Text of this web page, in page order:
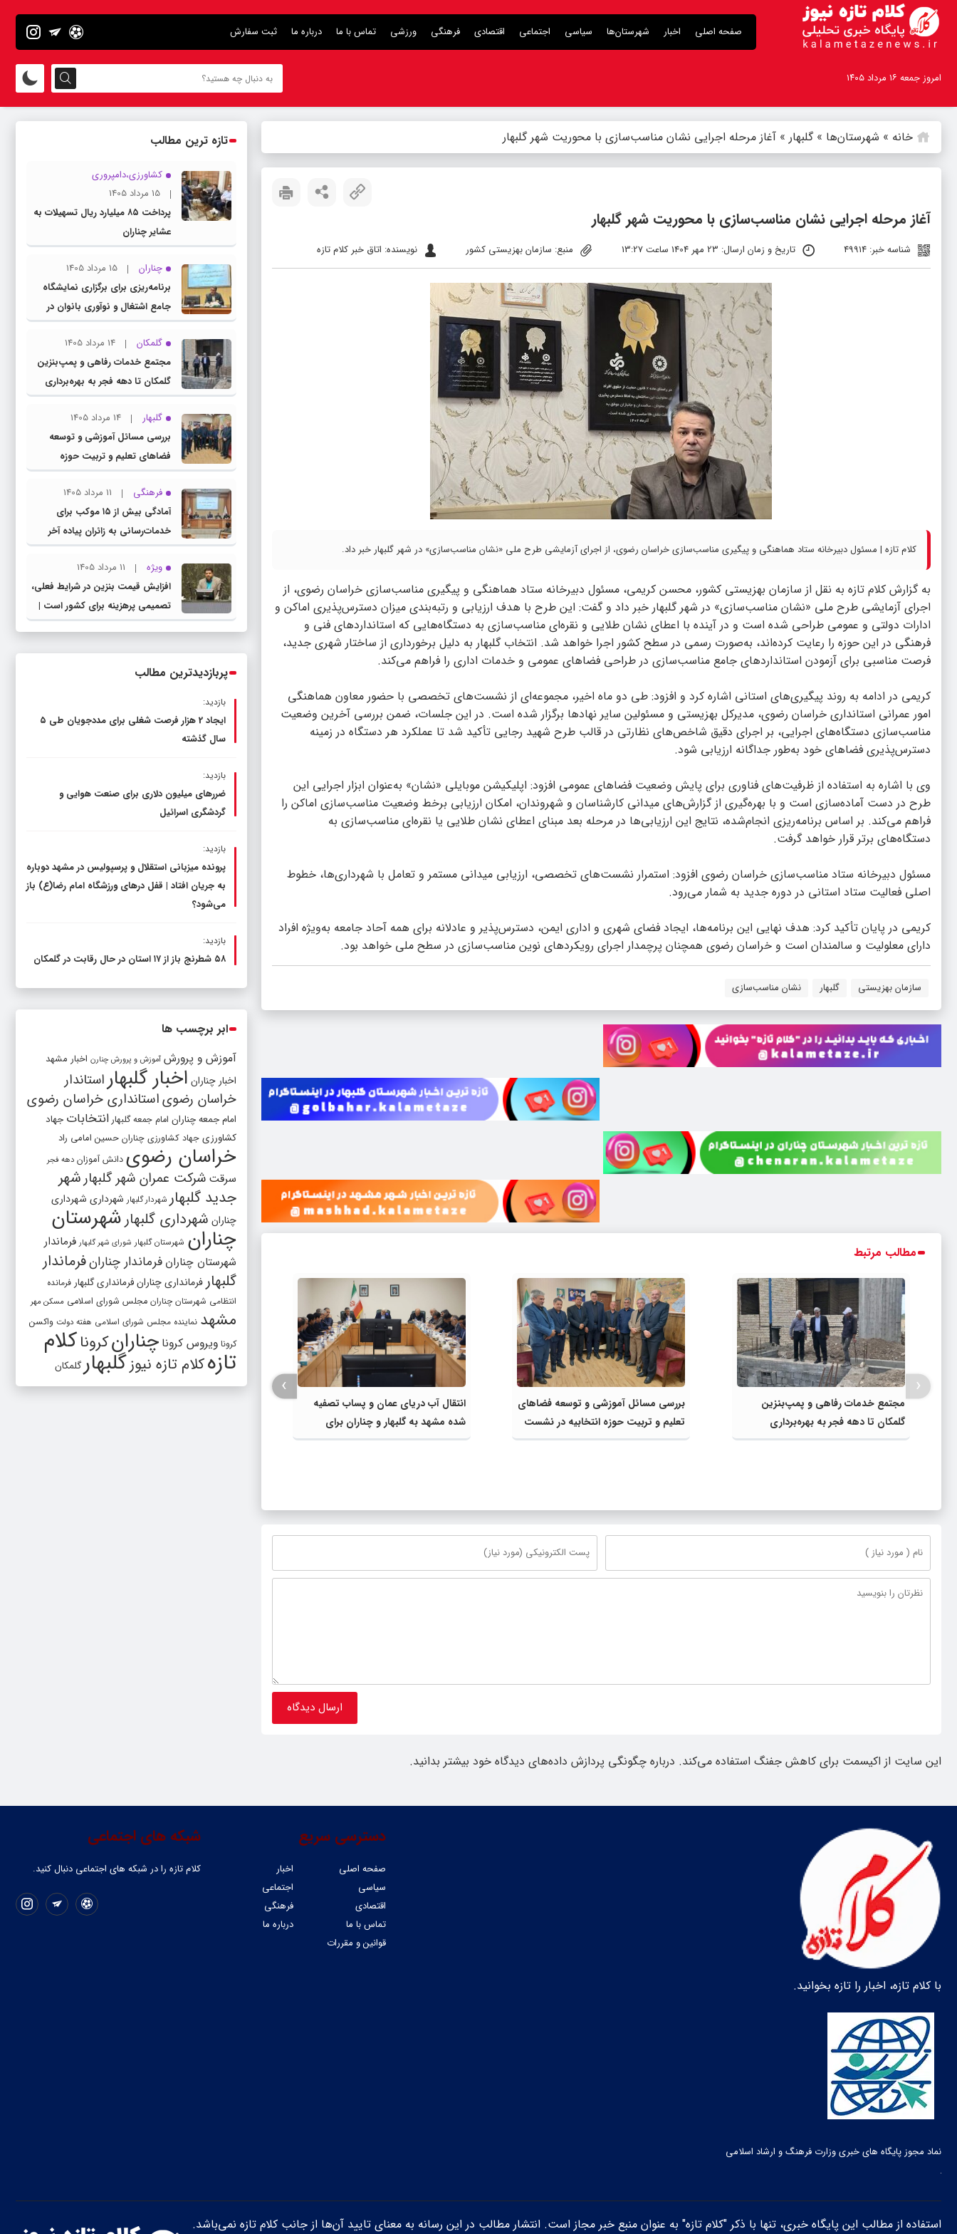
صفحه اصلی اخبار شهرستان‌ها سیاسی اجتماعی اقتصادی فرهنگی ورزشی تماس با ما درباره ما ثبت سفارش
امروز جمعه ۱۶ مرداد ۱۴۰۵
خانه » شهرستان‌ها »گلبهار » آغاز مرحله اجرایی نشان مناسب‌سازی با محوریت شهر گلبهار
آغاز مرحله اجرایی نشان مناسب‌سازی با محوریت شهر گلبهار
شناسه خبر: 49914 تاریخ و زمان ارسال: 23 مهر 1404 ساعت 13:27 منبع: سازمان بهزیستی کشور نویسنده: اتاق خبر کلام تازه
کلام تازه | مسئول دبیرخانه ستاد هماهنگی و پیگیری مناسب‌سازی خراسان رضوی، از اجرای آزمایشی طرح ملی «نشان مناسب‌سازی» در شهر گلبهار خبر داد.
به گزارش کلام تازه به نقل از سازمان بهزیستی کشور، محسن کریمی، مسئول دبیرخانه ستاد هماهنگی و پیگیری مناسب‌سازی خراسان رضوی، از
اجرای آزمایشی طرح ملی «نشان مناسب‌سازی» در شهر گلبهار خبر داد و گفت: این طرح با هدف ارزیابی و رتبه‌بندی میزان دسترس‌پذیری اماکن و
ادارات دولتی و عمومی طراحی شده است و در آینده با اعطای نشان طلایی و نقره‌ای مناسب‌سازی به دستگاه‌هایی که استانداردهای فنی و
فرهنگی در این حوزه را رعایت کرده‌اند، به‌صورت رسمی در سطح کشور اجرا خواهد شد. انتخاب گلبهار به دلیل برخورداری از ساختار شهری جدید،
فرصت مناسبی برای آزمودن استانداردهای جامع مناسب‌سازی در طراحی فضاهای عمومی و خدمات اداری را فراهم می‌کند.
کریمی در ادامه به روند پیگیری‌های استانی اشاره کرد و افزود: طی دو ماه اخیر، مجموعه‌ای از نشست‌های تخصصی با حضور معاون هماهنگی
امور عمرانی استانداری خراسان رضوی، مدیرکل بهزیستی و مسئولین سایر نهادها برگزار شده است. در این جلسات، ضمن بررسی آخرین وضعیت
مناسب‌سازی دستگاه‌های اجرایی، بر اجرای دقیق شاخص‌های نظارتی در قالب طرح شهید رجایی تأکید شد تا عملکرد هر دستگاه در زمینه
دسترس‌پذیری فضاهای خود به‌طور جداگانه ارزیابی شود.
وی با اشاره به استفاده از ظرفیت‌های فناوری برای پایش وضعیت فضاهای عمومی افزود: اپلیکیشن موبایلی «نشان» به‌عنوان ابزار اجرایی این
طرح در دست آماده‌سازی است و با بهره‌گیری از گزارش‌های میدانی کارشناسان و شهروندان، امکان ارزیابی برخط وضعیت مناسب‌سازی اماکن را
فراهم می‌کند. بر اساس برنامه‌ریزی انجام‌شده، نتایج این ارزیابی‌ها در مرحله بعد مبنای اعطای نشان طلایی یا نقره‌ای مناسب‌سازی به
دستگاه‌های برتر قرار خواهد گرفت.
مسئول دبیرخانه ستاد مناسب‌سازی خراسان رضوی افزود: استمرار نشست‌های تخصصی، ارزیابی میدانی مستمر و تعامل با شهرداری‌ها، خطوط
اصلی فعالیت ستاد استانی در دوره جدید به شمار می‌رود.
کریمی در پایان تأکید کرد: هدف نهایی این برنامه‌ها، ایجاد فضای شهری و اداری ایمن، دسترس‌پذیر و عادلانه برای همه آحاد جامعه به‌ویژه افراد
دارای معلولیت و سالمندان است و خراسان رضوی همچنان پرچمدار اجرای رویکردهای نوین مناسب‌سازی در سطح ملی خواهد بود.
سازمان بهزیستی گلبهار نشان مناسب‌سازی
مطالب مرتبط
مجتمع خدمات رفاهی و پمپ‌بنزین
گلمکان تا دهه فجر به بهره‌برداری
می‌رسد
بررسی مسائل آموزشی و توسعه فضاهای
تعلیم و تربیت حوزه انتخابیه در نشست
مشترک عضو کمیسیون آموزش مجلس با
انتقال آب دریای عمان و پساب تصفیه
شده مشهد به گلبهار و چناران برای
مصارف صنعتی و کشاورزی | لزوم تسریع
‹
›
این سایت از اکیسمت برای کاهش جفنگ استفاده می‌کند. درباره چگونگی پردازش داده‌های دیدگاه خود بیشتر بدانید.
تازه ترین مطالب
کشاورزی،دامپروری
15 مرداد 1405
پرداخت ۸۵ میلیارد ریال تسهیلات به
عشایر چناران
چناران
15 مرداد 1405
برنامه‌ریزی برای برگزاری نمایشگاه
جامع اشتغال و نوآوری بانوان در
چناران
گلمکان
14 مرداد 1405
مجتمع خدمات رفاهی و پمپ‌بنزین
گلمکان تا دهه فجر به بهره‌برداری
می‌رسد
گلبهار
14 مرداد 1405
بررسی مسائل آموزشی و توسعه
فضاهای تعلیم و تربیت حوزه
انتخابیه در نشست مشترک عضو
کمیسیون آموزش مجلس با مدیرکل
آموزش و پرورش خراسان رضوی
فرهنگی
11 مرداد 1405
آمادگی بیش از ۱۵ موکب برای
خدمات‌رسانی به زائران پیاده آخر
صفر در شهرستان چناران
ویژه
11 مرداد 1405
افزایش قیمت بنزین در شرایط فعلی،
تصمیمی پرهزینه برای کشور است |
دولت، قاچاق سوخت و عوامل اصلی
پربازدیدترین مطالب
بازدید:
ایجاد 2 هزار فرصت شغلی برای مددجویان طی ۵
سال گذشته
بازدید:
ضررهای میلیون دلاری برای صنعت هوایی و
گردشگری اسرائیل
بازدید:
پرونده میزبانی استقلال و پرسپولیس در مشهد دوباره
به جریان افتاد | قفل در‌های ورزشگاه امام رضا(ع) باز
می‌شود؟
بازدید:
۵۸ شطرنج‌ باز از ۱۷ استان در حال رقابت در گلمکان
ابر برچسب ها
آموزش و پرورش آموزش و پرورش چنارن اخبار مشهد
اخبار چناران اخبار گلبهار استاندار
خراسان رضویاستانداری خراسان رضوی
امام جمعه چناران امام جمعه گلبهار انتخابات جهاد
کشاورزی جهاد کشاورزی چناران حسین امامی راد
خراسان رضوی دانش آموزان دهه فجر
سرقت شرکت عمران شهر گلبهارشهر
جدید گلبهار شهردار گلبهار شهرداری شهرداری
چناران شهرداری گلبهار شهرستان
چناران شهرستان گلبهار شورای شهر گلبهار فرماندار
شهرستان چناران فرماندار چنارانفرماندار
گلبهار فرمانداری چنارانفرمانداری گلبهار فرمانده
انتظامی شهرستان چناران مجلس شورای اسلامی مسکن مهر
مشهد نماینده مجلس شورای اسلامی هفته دولت واکسن
کرونا ویروس کرونا چنارانکروناکلام
تازهکلام تازه نیوزگلبهارگلمکان
با کلام تازه، اخبار را تازه بخوانید.
نماد مجوز پایگاه های خبری وزارت فرهنگ و ارشاد اسلامی
شبکه های اجتماعی
کلام تازه را در شبکه ‌های اجتماعی دنبال کنید.
دسترسی سریع
صفحه اصلی
اخبار
سیاسی
اجتماعی
اقتصادی
فرهنگی
تماس با ما
درباره ما
قوانین و مقررات
استفاده از مطالب این پایگاه خبری، تنها با ذکر "کلام تازه" به عنوان منبع خبر مجاز است. انتشار مطالب در این رسانه به معنای تایید آن‌ها از جانب کلام تازه نمی‌باشد.